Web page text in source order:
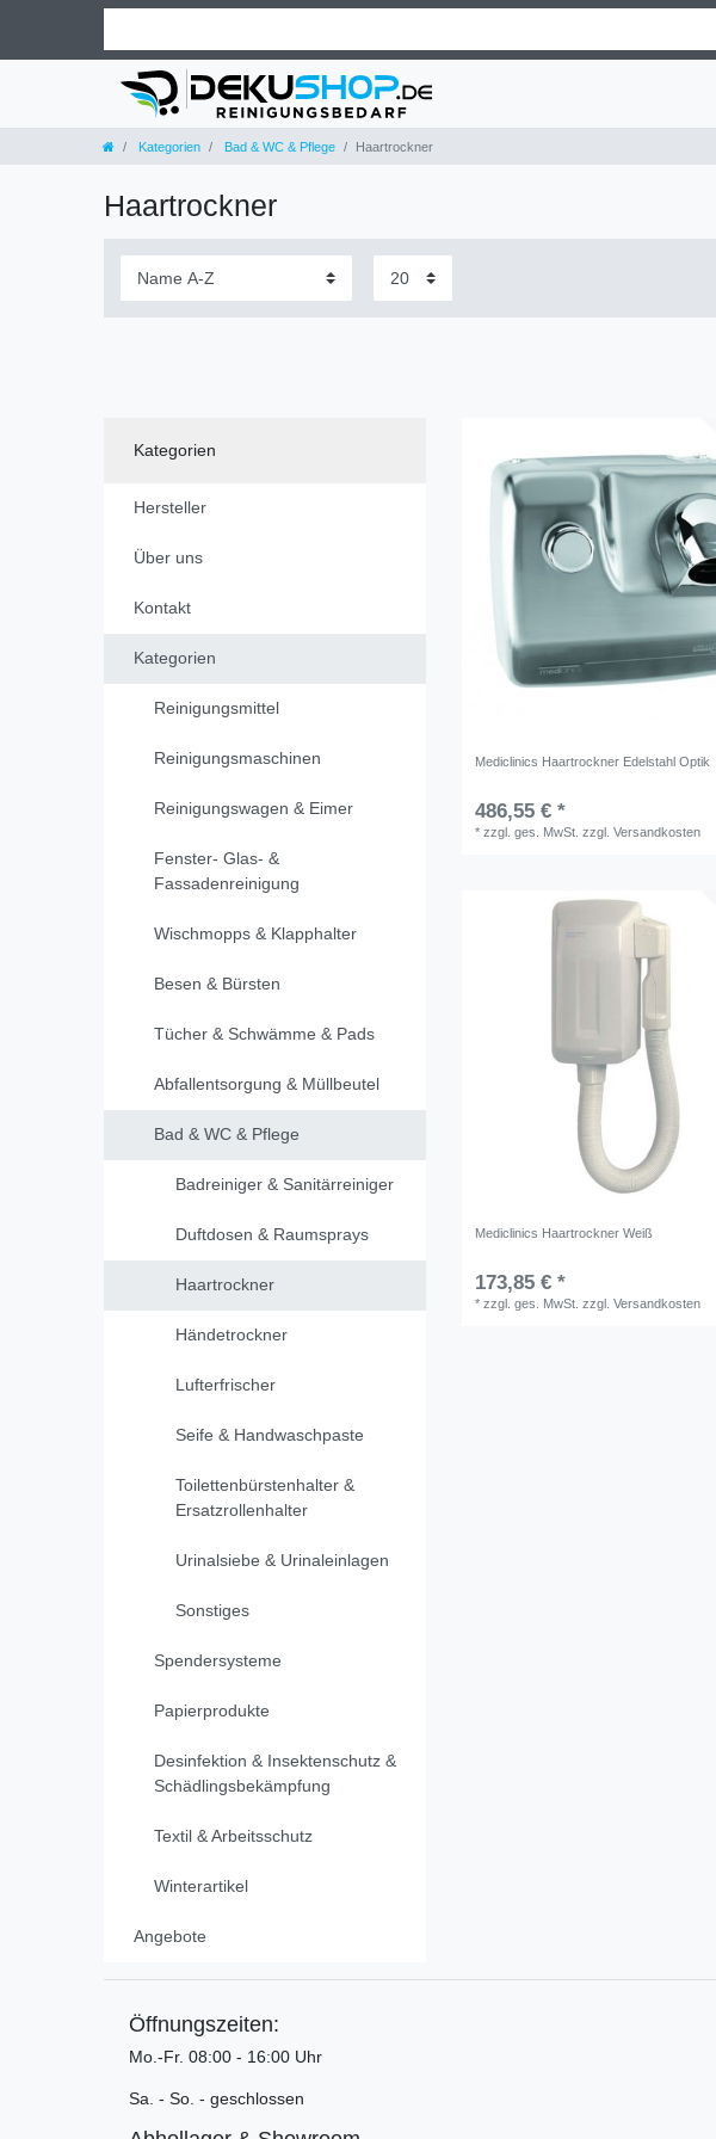
Kategorien Bad & WC & Pflege Haartrockner
Haartrockner
Kategorien
Hersteller
Über uns
Kontakt
Kategorien
Reinigungsmittel
Reinigungsmaschinen
Reinigungswagen & Eimer
Fenster- Glas- &
Fassadenreinigung
Wischmopps & Klapphalter
Besen & Bürsten
Tücher & Schwämme & Pads
Abfallentsorgung & Müllbeutel
Bad & WC & Pflege
Badreiniger & Sanitärreiniger
Duftdosen & Raumsprays
Haartrockner
Händetrockner
Lufterfrischer
Seife & Handwaschpaste
Toilettenbürstenhalter &
Ersatzrollenhalter
Urinalsiebe & Urinaleinlagen
Sonstiges
Spendersysteme
Papierprodukte
Desinfektion & Insektenschutz &
Schädlingsbekämpfung
Textil & Arbeitsschutz
Winterartikel
Angebote
Mediclinics Haartrockner Edelstahl Optik
486,55 € *
*zzgl. ges. MwSt. zzgl.Versandkosten
Mediclinics Haartrockner Weiß
173,85 € *
*zzgl. ges. MwSt. zzgl.Versandkosten
Öffnungszeiten:
Mo.-Fr. 08:00 - 16:00 Uhr
Sa. - So. - geschlossen